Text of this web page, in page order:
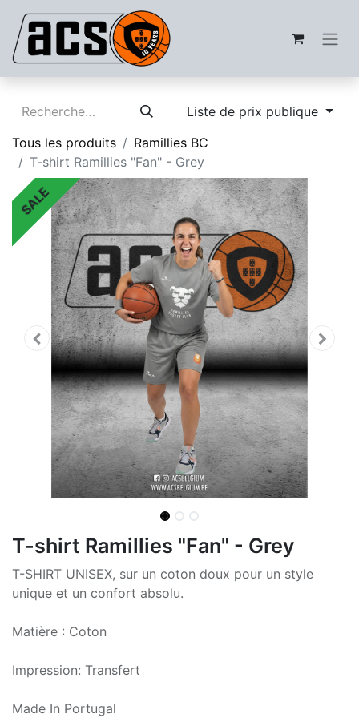
Liste de prix publique
Tous les produits
Ramillies BC
T-shirt Ramillies "Fan" - Grey
SALE
T-shirt Ramillies "Fan" - Grey
T-SHIRT UNISEX, sur un coton doux pour un style
unique et un confort absolu.
Matière : Coton
Impression: Transfert
Made In Portugal